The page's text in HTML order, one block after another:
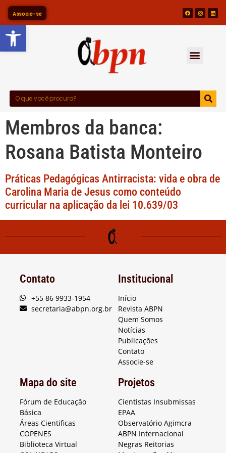
Barra de Ferramentas
Associe-se
Membros da banca:
Rosana Batista Monteiro
Práticas Pedagógicas Antirracista: vida e obra de
Carolina Maria de Jesus como conteúdo
curricular na aplicação da lei 10.639/03
Contato
+55 86 9933-1954
secretaria@abpn.org.br
Institucional
Início
Revista ABPN
Quem Somos
Notícias
Publicações
Contato
Associe-se
Mapa do site
Fórum de Educação
Básica
Áreas Cientificas
COPENES
Biblioteca Virtual
Projetos
Cientistas Insubmissas
EPAA
Observatório Agimcra
ABPN Internacional
Negras Reitorias